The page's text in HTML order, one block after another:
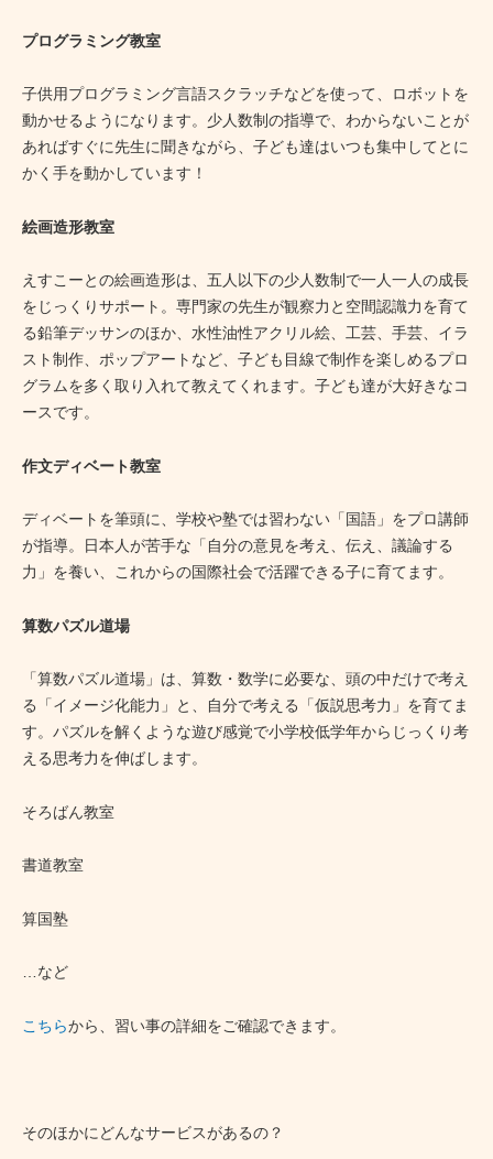
プログラミング教室
子供用プログラミング言語スクラッチなどを使って、ロボットを
動かせるようになります。少人数制の指導で、わからないことが
あればすぐに先生に聞きながら、子ども達はいつも集中してとに
かく手を動かしています！
絵画造形教室
えすこーとの絵画造形は、五人以下の少人数制で一人一人の成長
をじっくりサポート。専門家の先生が観察力と空間認識力を育て
る鉛筆デッサンのほか、水性油性アクリル絵、工芸、手芸、イラ
スト制作、ポップアートなど、子ども目線で制作を楽しめるプロ
グラムを多く取り入れて教えてくれます。子ども達が大好きなコ
ースです。
作文ディベート教室
ディベートを筆頭に、学校や塾では習わない「国語」をプロ講師
が指導。日本人が苦手な「自分の意見を考え、伝え、議論する
力」を養い、これからの国際社会で活躍できる子に育てます。
算数パズル道場
「算数パズル道場」は、算数・数学に必要な、頭の中だけで考え
る「イメージ化能力」と、自分で考える「仮説思考力」を育てま
す。パズルを解くような遊び感覚で小学校低学年からじっくり考
える思考力を伸ばします。
そろばん教室
書道教室
算国塾
…など
こちらから、習い事の詳細をご確認できます。
そのほかにどんなサービスがあるの？